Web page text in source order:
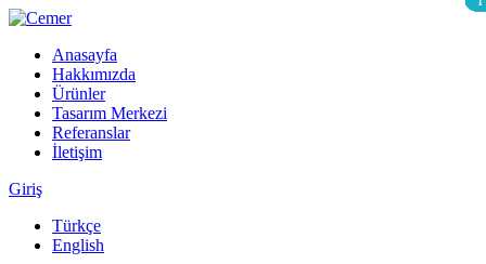
Anasayfa
Hakkımızda
Ürünler
Tasarım Merkezi
Referanslar
İletişim
Giriş
Türkçe
English